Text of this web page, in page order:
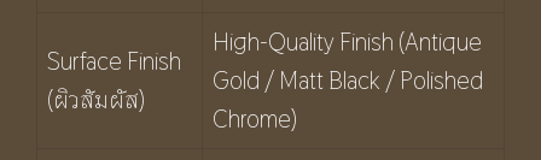
Surface Finish
(ผิวสัมผัส)
High-Quality Finish (Antique
Gold / Matt Black / Polished
Chrome)